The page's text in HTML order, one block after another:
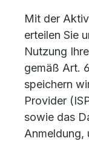
Mit der
erteilen Sie
Nutzung
gemäß Art.
speichern
Provider
sowie das
Anmeldung,